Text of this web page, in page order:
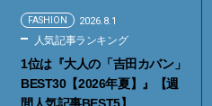
FASHION 2026.8.1
人気記事ランキング
1位は『大人の「吉田カバン」
BEST30【2026年夏】』【週